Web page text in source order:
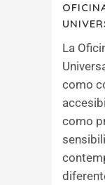
La
como
como